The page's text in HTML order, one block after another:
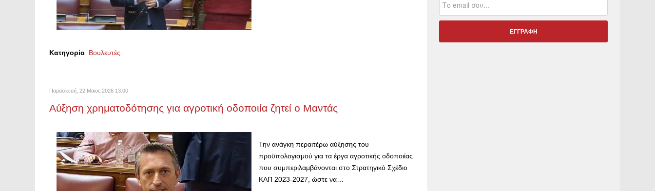
Κατηγορία Βουλευτές
Παρασκευή, 22 Μαϊος 2026 13:00
Αύξηση χρηματοδότησης για αγροτική οδοποιία ζητεί ο Μαντάς
Την ανάγκη περαιτέρω αύξησης του
προϋπολογισμού για τα έργα αγροτικής οδοποιίας
που συμπεριλαμβάνονται στο Στρατηγικό Σχέδιο
ΚΑΠ 2023-2027, ώστε να…